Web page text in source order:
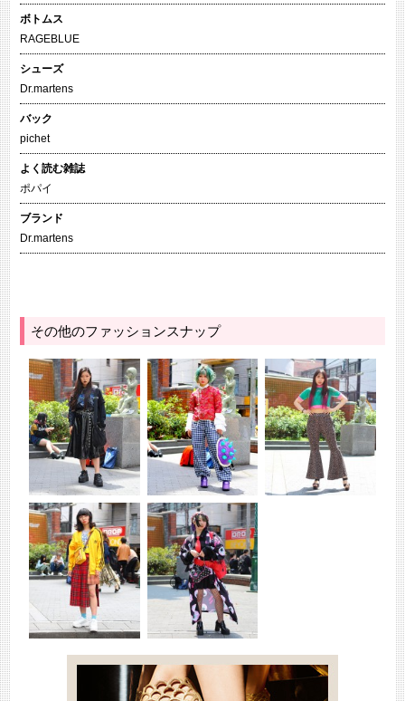
ボトムス
RAGEBLUE
シューズ
Dr.martens
バック
pichet
よく読む雑誌
ポパイ
ブランド
Dr.martens
その他のファッションスナップ